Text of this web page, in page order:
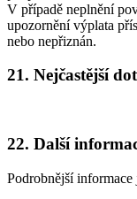
V případě neplnění
upozornění výplata
nebo nepřiznán.
21. Nejčastější
22. Další
Podrobnější informace